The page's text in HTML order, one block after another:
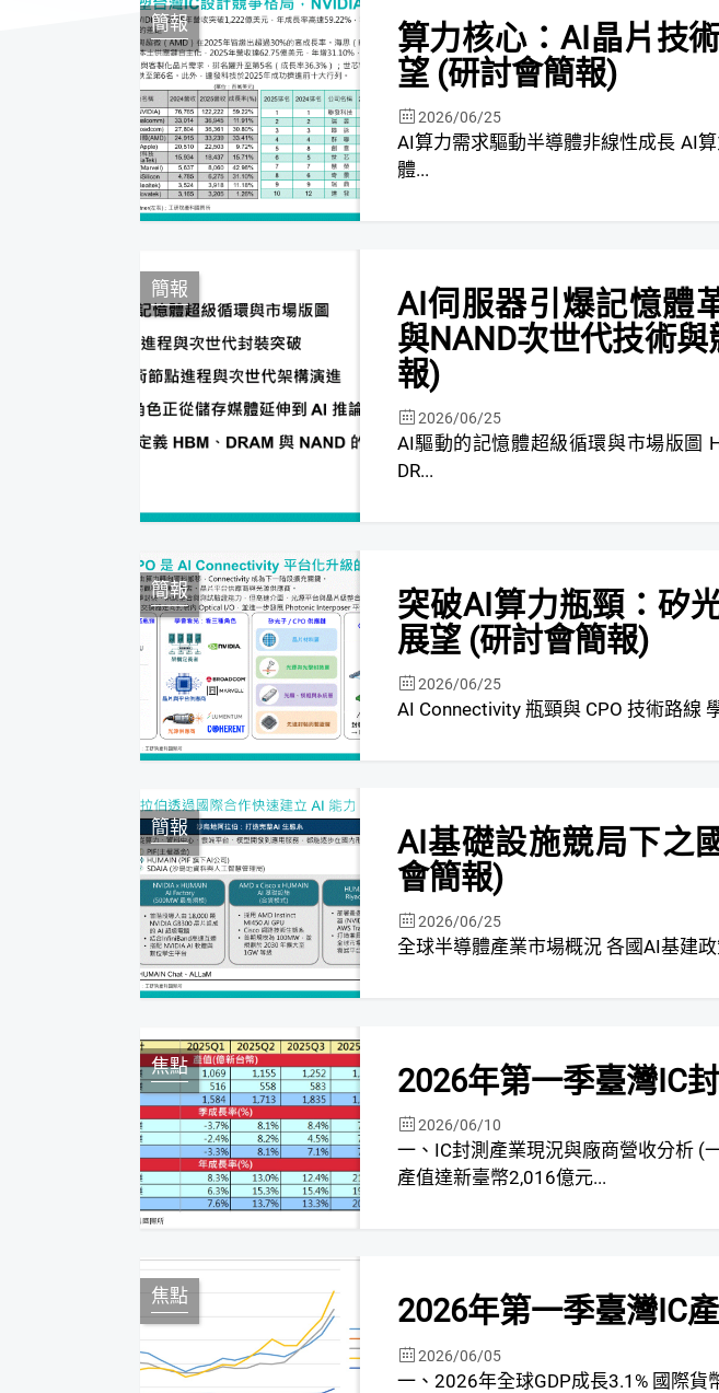
簡報
算力核心：AI晶片技
望 (研討會簡報)
2026/06/25
AI算力需求驅動半導體非線性成長 AI算力架構從通用走向專用 邊緣與實
體...
簡報
AI伺服器引爆記憶體
與NAND次世代技術
報)
2026/06/25
AI驅動的記憶體超級循環與市場版圖 HBM技術進程與次世代封裝突破
DR...
簡報
突破AI算力瓶頸：矽
展望 (研討會簡報)
2026/06/25
AI
簡報
AI基礎設施競局下之
會簡報)
2026/06/25
焦點 2026年第一季臺灣IC
2026/06/10
一、IC封測產業現況與廠商營收分析 (一) 2026年第一季臺灣IC封測產業
產值達新臺幣2,016億元...
焦點 2026年第一季臺灣IC
2026/06/05
一、2026年全球GDP成長3.1% 國際貨幣基金(IMF)於2026年四月《世界